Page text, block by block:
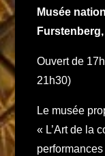
Musée
Ouvert de
21h30)
Le musée
« L’Art de la